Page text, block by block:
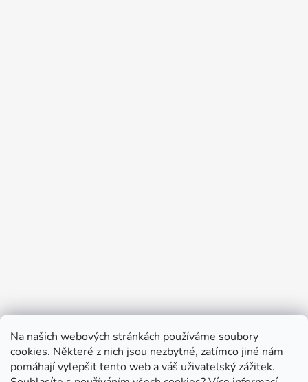
Na našich webových stránkách používáme soubory
cookies. Některé z nich jsou nezbytné, zatímco jiné nám
pomáhají vylepšit tento web a váš uživatelský zážitek.